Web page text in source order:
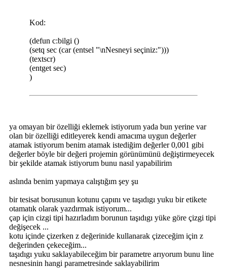
Kod:
(defun c:bilgi ()
(setq sec (car (entsel "\nNesneyi seçiniz:")))
(textscr)
(entget sec)
)
ya omayan bir özelliği eklemek istiyorum yada bun yerine var
olan bir özelliği editleyerek kendi amacıma uygun değerler
atamak istiyorum benim atamak istediğim değerler 0,001 gibi
değerler böyle bir değeri projemin görünümünü değiştirmeyecek
bir şekilde atamak istiyorum bunu nasıl yapabilirim
aslında benim yapmaya calıştığım şey şu
bir tesisat borusunun kotunu çapını ve taşıdıgı yuku bir etikete
otamatık olarak yazdırmak istiyorum...
çap için cizgi tipi hazırladım borunun taşıdıgı yüke göre çizgi tipi
değişecek ...
kotu içinde çizerken z değerinide kullanarak çizeceğim için z
değerinden çekeceğim...
taşıdıgı yuku saklayabileceğim bir parametre arıyorum bunu line
nesnesinin hangi parametresinde saklayabilirim